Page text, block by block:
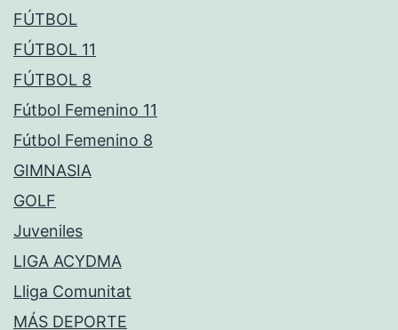
FÚTBOL
FÚTBOL 11
FÚTBOL 8
Fútbol Femenino 11
Fútbol Femenino 8
GIMNASIA
GOLF
Juveniles
LIGA ACYDMA
Lliga Comunitat
MÁS DEPORTE